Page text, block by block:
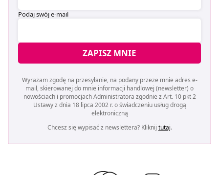
Podaj swój e-mail
ZAPISZ MNIE
Wyrażam zgodę na przesyłanie, na podany przeze mnie adres e-
mail, skierowanej do mnie informacji handlowej (newsletter) o
nowościach i promocjach Administratora zgodnie z Art. 10 pkt 2
Ustawy z dnia 18 lipca 2002 r. o świadczeniu usług drogą
elektroniczną
Chcesz się wypisać z newslettera? Kliknij tutaj.